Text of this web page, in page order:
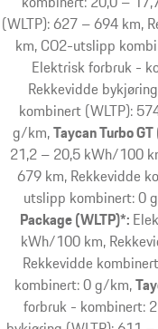
(WLTP): 627 – 694 km,
km, CO2-utslipp
Elektrisk forbruk -
Rekkevidde
kombinert (WLTP):
g/km Taycan Turbo
21,2 – 20,5 kWh/100
679 km, Rekkevidde
utslipp kombinert: 0
Package (WLTP)*:
kWh/100 km,
Rekkevidde
kombinert: 0 g/km
forbruk - kombinert: